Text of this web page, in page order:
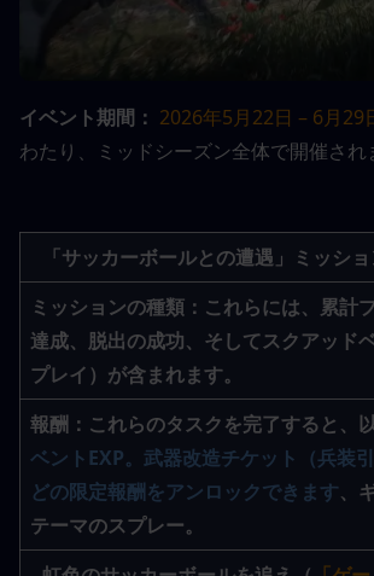
イベント期間： 2026年5月22日 – 6月29
わたり、ミッドシーズン全体で開催され
「サッカーボールとの遭遇」ミッシ
ミッションの種類： これらには、累計
達成、脱出の成功、そしてスクアッド
プレイ）が含まれます。
報酬 ：これらのタスクを完了すると、
ベントEXP。武器改造チケット（兵装
どの限定報酬をアンロックできます、
テーマのスプレー。